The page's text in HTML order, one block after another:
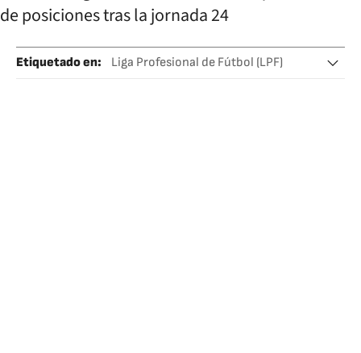
Etiquetado en:
Liga Profesional de Fútbol (LPF)